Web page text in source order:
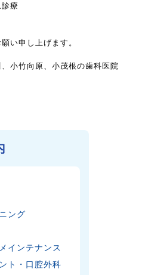
療
い申し上げます。
小竹向原、小茂根の歯科医院
ング
インテナンス
ト・口腔外科